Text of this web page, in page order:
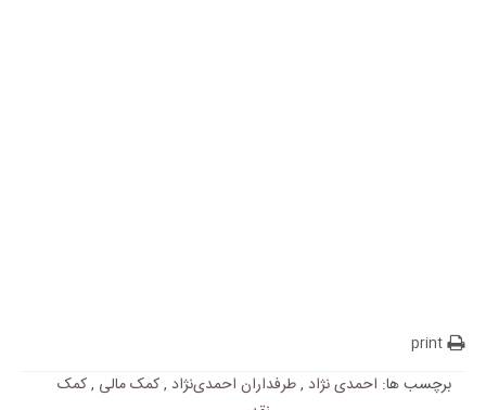
print
برچسب ها: احمدی نژاد ,طرفداران احمدی‌نژاد ,کمک مالی ,کمک